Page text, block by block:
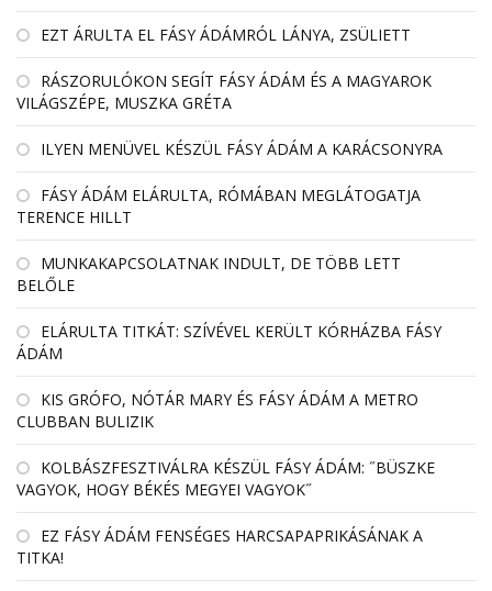
EZT ÁRULTA EL FÁSY ÁDÁMRÓL LÁNYA, ZSÜLIETT
RÁSZORULÓKON SEGÍT FÁSY ÁDÁM ÉS A MAGYAROK
VILÁGSZÉPE, MUSZKA GRÉTA
ILYEN MENÜVEL KÉSZÜL FÁSY ÁDÁM A KARÁCSONYRA
FÁSY ÁDÁM ELÁRULTA, RÓMÁBAN MEGLÁTOGATJA
TERENCE HILLT
MUNKAKAPCSOLATNAK INDULT, DE TÖBB LETT
BELŐLE
EL­ÁRULTA TIT­KÁT: SZÍ­VÉ­VEL KE­RÜLT KÓR­HÁZBA FÁSY
ÁDÁM
KIS GRÓFO, NÓTÁR MARY ÉS FÁSY ÁDÁM A METRO
CLUBBAN BULIZIK
KOLBÁSZFESZTIVÁLRA KÉSZÜL FÁSY ÁDÁM: ˝BÜSZKE
VAGYOK, HOGY BÉKÉS MEGYEI VAGYOK˝
EZ FÁSY ÁDÁM FENSÉGES HARCSAPAPRIKÁSÁNAK A
TITKA!